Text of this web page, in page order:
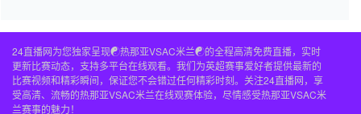
24直播网为您独家呈现☯️热那亚VSAC米兰☯️的全程高清免费直播，实时
更新比赛动态，支持多平台在线观看。我们为英超赛事爱好者提供最新的
比赛视频和精彩瞬间，保证您不会错过任何精彩时刻。关注24直播网，享
受高清、流畅的热那亚VSAC米兰在线观赛体验，尽情感受热那亚VSAC米
兰赛事的魅力！